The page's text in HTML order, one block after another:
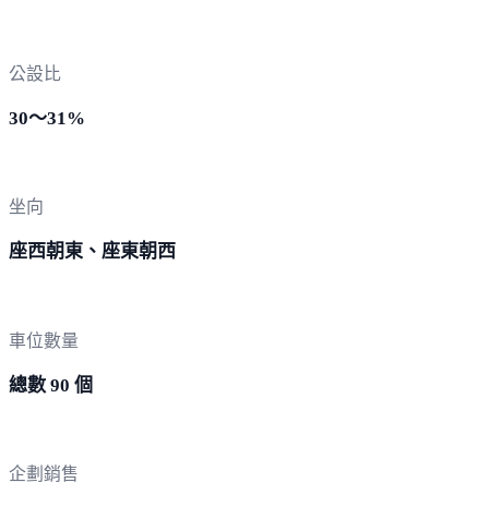
公設比
30～31%
坐向
座西朝東、座東朝西
車位數量
總數 90 個
企劃銷售